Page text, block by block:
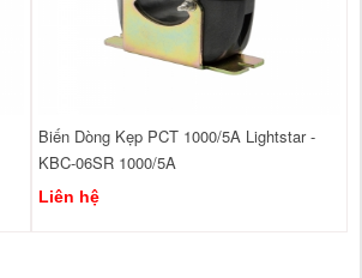
Biến Dòng Kẹp PCT 1000/5A Lightstar -
KBC-06SR 1000/5A
Liên hệ